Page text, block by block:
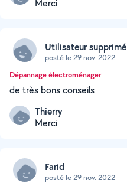
Merci
Utilisateur supprimé
posté le 29 nov. 2022
Dépannage électroménager
de très bons conseils
Thierry
Merci
Farid
posté le 29 nov. 2022